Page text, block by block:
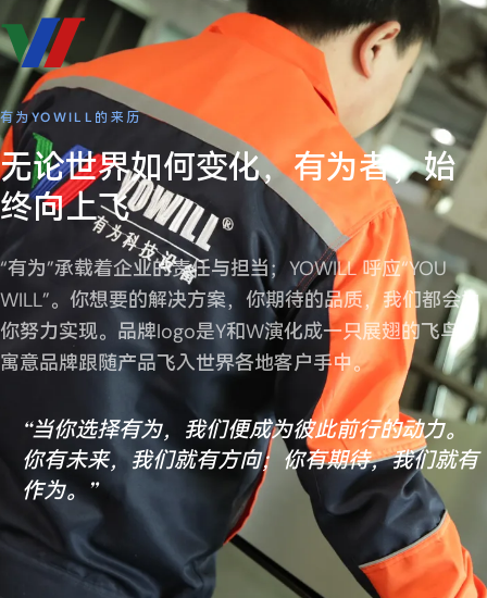
有为YOWILL的来历
无论世界如何变化，有为者，始
终向上飞
“有为”承载着企业的责任与担当；YOWILL 呼应“YOU
WILL”。你想要的解决方案，你期待的品质，我们都会为
你努力实现。品牌logo是Y和W演化成一只展翅的飞鸟，
寓意品牌跟随产品飞入世界各地客户手中。
“当你选择有为，我们便成为彼此前行的动力。
你有未来，我们就有方向；你有期待，我们就有
作为。”